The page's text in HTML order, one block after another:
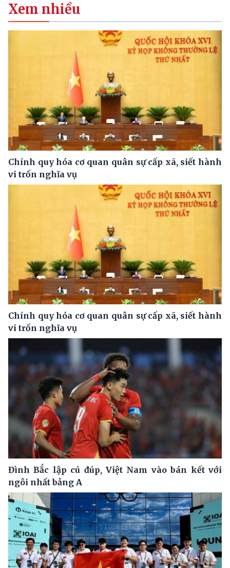
Xem nhiều
Chính quy hóa cơ quan quân sự cấp xã, siết hành
vi trốn nghĩa vụ
Chính quy hóa cơ quan quân sự cấp xã, siết hành
vi trốn nghĩa vụ
Đình Bắc lập cú đúp, Việt Nam vào bán kết với
ngôi nhất bảng A